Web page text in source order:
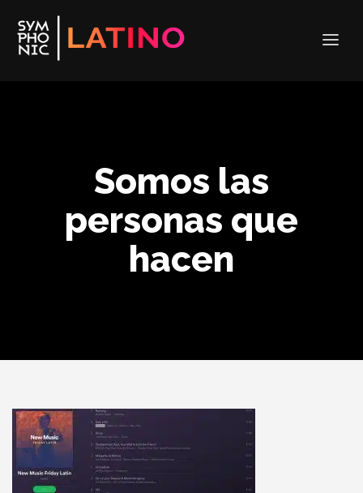
Somos las
personas que
hacen